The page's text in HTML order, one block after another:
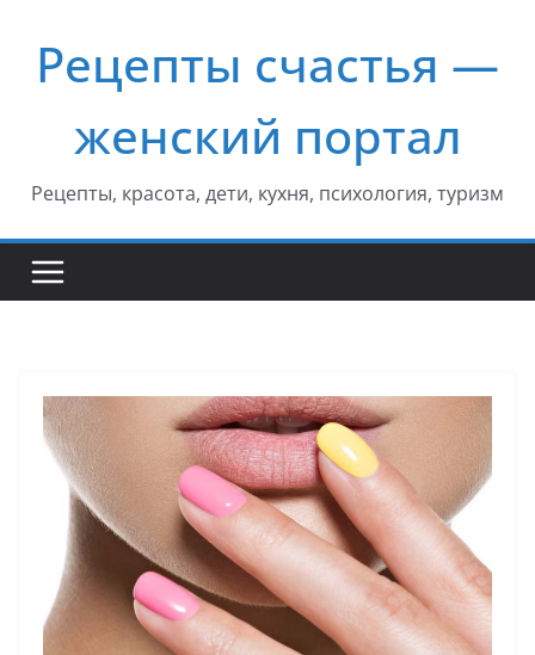
содержимому
Рецепты счастья —
женский портал
Рецепты, красота, дети, кухня, психология, туризм